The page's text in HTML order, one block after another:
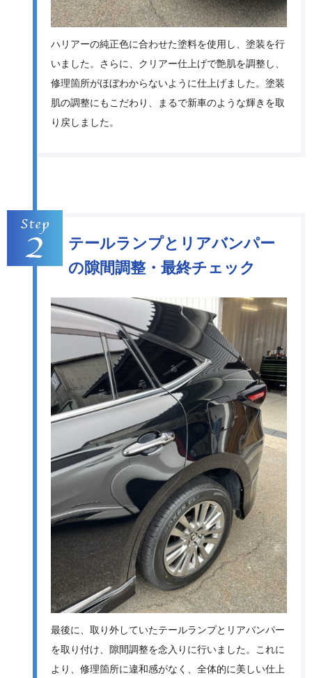
ハリアーの純正色に合わせた塗料を使用し、塗装を行
いました。さらに、クリアー仕上げで艶肌を調整し、
修理箇所がほぼわからないように仕上げました。塗装
肌の調整にもこだわり、まるで新車のような輝きを取
り戻しました。
テールランプとリアバンパー
の隙間調整・最終チェック
最後に、取り外していたテールランプとリアバンパー
を取り付け、隙間調整を念入りに行いました。これに
より、修理箇所に違和感がなく、全体的に美しい仕上